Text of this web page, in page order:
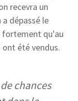
recevra un
dépassé le
fortement qu'au
été vendus.
chances